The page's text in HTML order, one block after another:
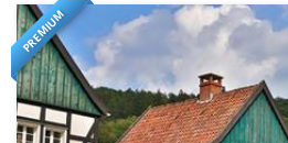
PREMIUM